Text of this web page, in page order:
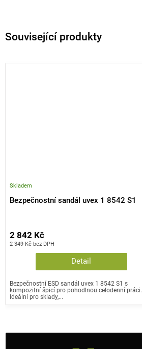
Související produkty
Bezpečnostní sandál uvex 1 8542 S1
Skladem
2 349 Kč bez DPH
2 842 Kč
Detail
Bezpečnostní ESD sandál uvex 1 8542 S1 s
kompozitní špicí pro pohodlnou celodenní práci.
Ideální pro sklady,...